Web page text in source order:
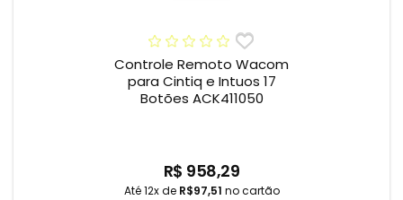
Controle Remoto Wacom
para Cintiq e Intuos 17
Botões ACK411050
R$ 958,29
Até 12x de R$97,51 no cartão